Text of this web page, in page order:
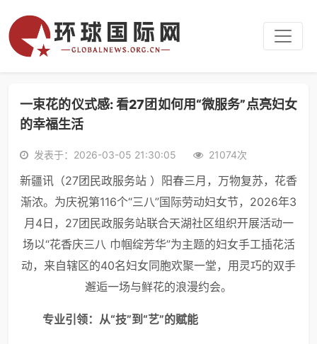
一束花的仪式感: 看27团如何用“微服务”点亮妇女
的幸福生活
发表于：2026-03-05 21:30:05 21074次
新疆讯（27团民政服务站 ）阳春三月，万物复苏，花香
渐浓。为庆祝第116个“三八”国际劳动妇女节，2026年3
月4日，27团民政服务站联合天湖社区组织开展活动一
场以“花香庆三八 巾帼绽芳华”为主题的妇女手工插花活
动，来自辖区的40名妇女同胞欢聚一堂，用灵巧的双手
邂逅一场与鲜花的浪漫约会。
专业引领：从“技”到“艺”的赋能